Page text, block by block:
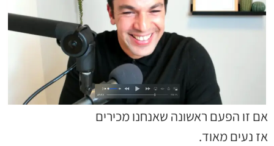
זו הפעם ראשונה שאנחנו מכירים
נעים מאוד.